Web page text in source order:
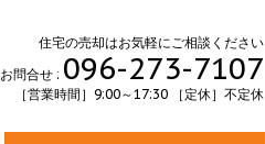
住宅の売却はお気軽にご相談ください
お問合せ : 096-273-7107
［営業時間］9:00～17:30 ［定休］不定休